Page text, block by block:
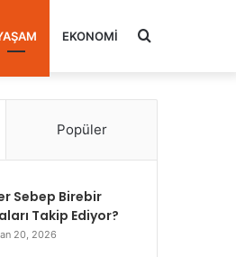
EKONOMI Arama
Popüler
Sebep Birebir
Takip Ediyor?
20, 2026